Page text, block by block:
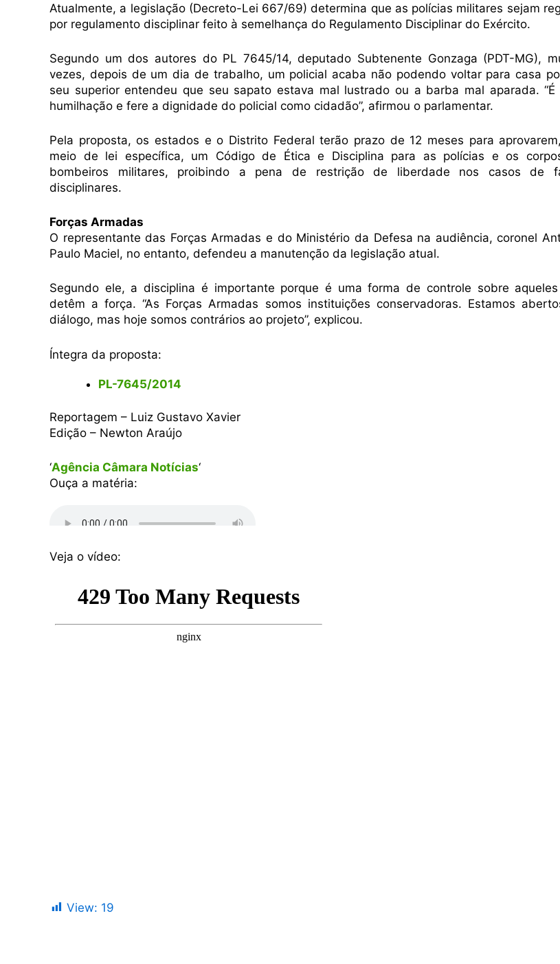
Atualmente, a legislação (Decreto-Lei 667/69) determina que as polícias militares sejam
por regulamento disciplinar feito à semelhança do Regulamento Disciplinar do Exército.
Segundo um dos autores do PL 7645/14, deputado Subtenente Gonzaga (PDT-MG),
vezes, depois de um dia de trabalho, um policial acaba não podendo voltar para casa
seu superior entendeu que seu sapato estava mal lustrado ou a barba mal aparada. “É
humilhação e fere a dignidade do policial como cidadão”, afirmou o parlamentar.
Pela proposta, os estados e o Distrito Federal terão prazo de 12 meses para
meio de lei específica, um Código de Ética e Disciplina para as polícias e os
bombeiros militares, proibindo a pena de restrição de liberdade nos casos de
disciplinares.
Forças Armadas
O representante das Forças Armadas e do Ministério da Defesa na audiência, coronel
Paulo Maciel, no entanto, defendeu a manutenção da legislação atual.
Segundo ele, a disciplina é importante porque é uma forma de controle sobre
detêm a força. “As Forças Armadas somos instituições conservadoras. Estamos
diálogo, mas hoje somos contrários ao projeto”, explicou.
Íntegra da proposta:
PL-7645/2014
Reportagem – Luiz Gustavo Xavier
Edição – Newton Araújo
‘Agência Câmara Notícias‘
Ouça a matéria:
Veja o vídeo:
View: 19